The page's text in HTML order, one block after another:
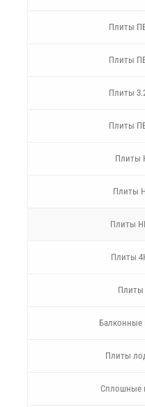
Плиты
Плиты
Плиты
Плиты
Плиты
Плиты
Плиты
Плиты
Плиты
Балконные
Плиты
Сплошные